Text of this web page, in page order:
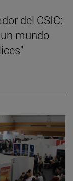
del CSIC:
mundo